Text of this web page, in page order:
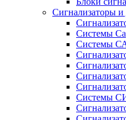
Сигнализаторы и
Системы
Системы
Системы